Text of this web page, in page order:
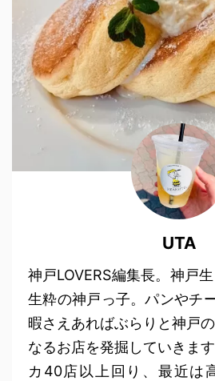
UTA
神戸LOVERS編集長。神戸
生粋の神戸っ子。パンやチ
暇さえあればぶらりと神戸
なるお店を発掘していきま
カ40店以上回り、最近は